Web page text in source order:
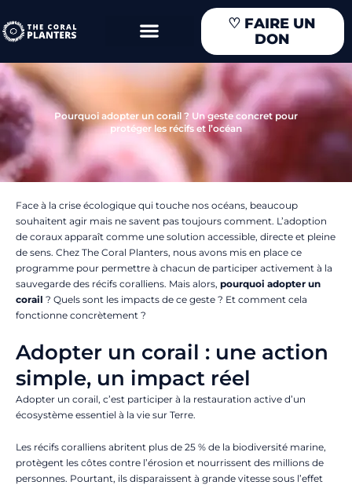
au
contenu
♡ FAIRE UN
DON
Pourquoi adopter un corail ? Un geste concret pour
protéger les récifs et l’océan
Face à la crise écologique qui touche nos océans, beaucoup
souhaitent agir mais ne savent pas toujours comment. L’adoption
de coraux apparaît comme une solution accessible, directe et pleine
de sens. Chez The Coral Planters, nous avons mis en place ce
programme pour permettre à chacun de participer activement à la
sauvegarde des récifs coralliens. Mais alors, pourquoi adopter un
corail ? Quels sont les impacts de ce geste ? Et comment cela
fonctionne concrètement ?
Adopter un corail : une action
simple, un impact réel
Adopter un corail, c’est participer à la restauration active d’un
écosystème essentiel à la vie sur Terre.
Les récifs coralliens abritent plus de 25 % de la biodiversité marine,
protègent les côtes contre l’érosion et nourrissent des millions de
personnes. Pourtant, ils disparaissent à grande vitesse sous l’effet